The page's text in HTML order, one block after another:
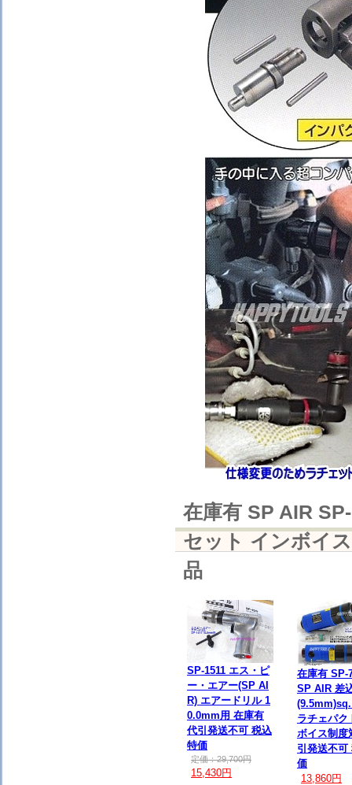
在庫有 SP AIR
セット インボイ
品
SP-1511 エス・ピ
ー・エアー(SP AI
R) エアードリル 1
0.0mm用 在庫有
代引発送不可 税込
特価
定価：29,700円
15,430円
在庫有 SP-
SP AIR 差
ラチェパク
ボイス制度
引発送不可
価
13,860円